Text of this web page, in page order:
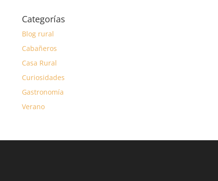
Categorías
Blog rural
Cabañeros
Casa Rural
Curiosidades
Gastronomía
Verano